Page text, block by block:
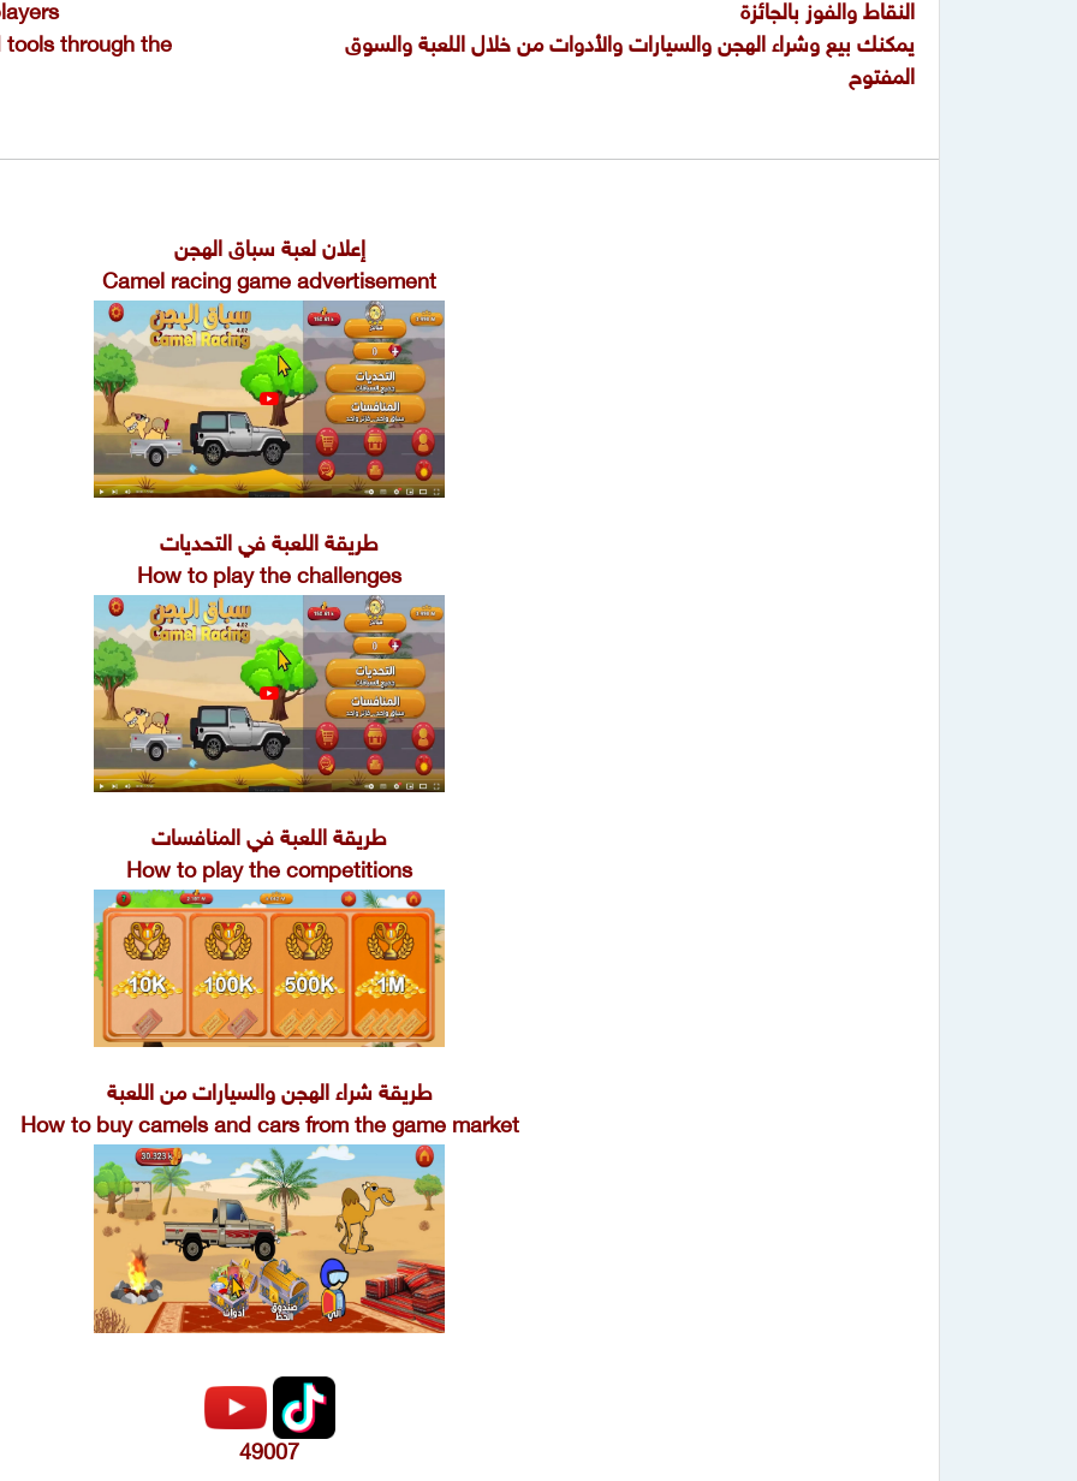
النقاط والفوز بالجائزة
يمكنك بيع وشراء الهجن والسيارات والأدوات من خلال اللعبة والسوق
المفتوح
through the
إعلان لعبة سباق الهجن
Camel racing game advertisement
طريقة اللعبة في التحديات
How to play the challenges
طريقة اللعبة في المنافسات
How to play the competitions
طريقة شراء الهجن والسيارات من اللعبة
How to buy camels and cars from the game market
49007